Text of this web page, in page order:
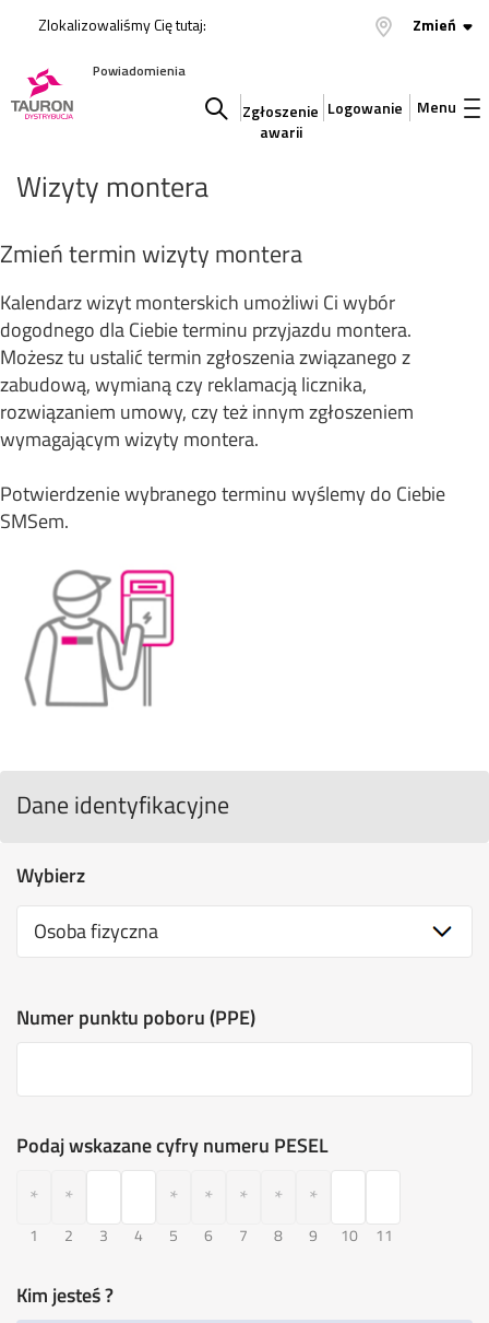
Zlokalizowaliśmy Cię tutaj: Zmień
Powiadomienia
serwisie
Zgłoszenie
awarii
Logowanie Menu
Wizyty montera
Zmień termin wizyty montera
Kalendarz wizyt monterskich umożliwi Ci wybór
dogodnego dla Ciebie terminu przyjazdu montera.
Możesz tu ustalić termin zgłoszenia związanego z
zabudową, wymianą czy reklamacją licznika,
rozwiązaniem umowy, czy też innym zgłoszeniem
wymagającym wizyty montera.
Potwierdzenie wybranego terminu wyślemy do Ciebie
SMSem.
Dane identyfikacyjne
Wybierz
Osoba fizyczna
Numer punktu poboru (PPE)
Podaj wskazane cyfry numeru PESEL
1 2 3 4 5 6 7 8 9 10 11
Kim jesteś ?